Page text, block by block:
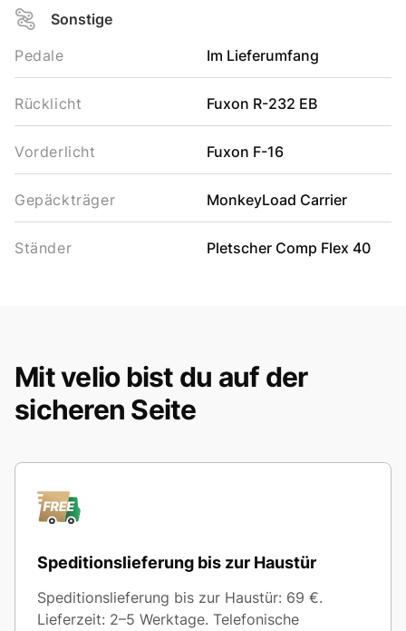
Sonstige
Pedale
Im Lieferumfang
Rücklicht Fuxon R-232 EB
Vorderlicht Fuxon F-16
Gepäckträger MonkeyLoad Carrier
Ständer Pletscher Comp Flex 40
Mit velio bist du auf der
sicheren Seite
Speditionslieferung bis zur Haustür
Speditionslieferung bis zur Haustür: 69 €.
Lieferzeit: 2–5 Werktage. Telefonische